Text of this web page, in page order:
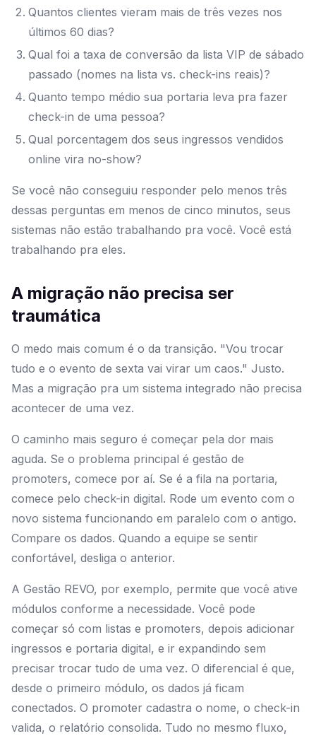
Quantos clientes vieram mais de três vezes nos
últimos 60 dias?
Qual foi a taxa de conversão da lista VIP de sábado
passado (nomes na lista vs. check-ins reais)?
Quanto tempo médio sua portaria leva pra fazer
check-in de uma pessoa?
Qual porcentagem dos seus ingressos vendidos
online vira no-show?
Se você não conseguiu responder pelo menos três
dessas perguntas em menos de cinco minutos, seus
sistemas não estão trabalhando pra você. Você está
trabalhando pra eles.
A migração não precisa ser
traumática
O medo mais comum é o da transição. "Vou trocar
tudo e o evento de sexta vai virar um caos." Justo.
Mas a migração pra um sistema integrado não precisa
acontecer de uma vez.
O caminho mais seguro é começar pela dor mais
aguda. Se o problema principal é gestão de
promoters, comece por aí. Se é a fila na portaria,
comece pelo check-in digital. Rode um evento com o
novo sistema funcionando em paralelo com o antigo.
Compare os dados. Quando a equipe se sentir
confortável, desliga o anterior.
A Gestão REVO, por exemplo, permite que você ative
módulos conforme a necessidade. Você pode
começar só com listas e promoters, depois adicionar
ingressos e portaria digital, e ir expandindo sem
precisar trocar tudo de uma vez. O diferencial é que,
desde o primeiro módulo, os dados já ficam
conectados. O promoter cadastra o nome, o check-in
valida, o relatório consolida. Tudo no mesmo fluxo,